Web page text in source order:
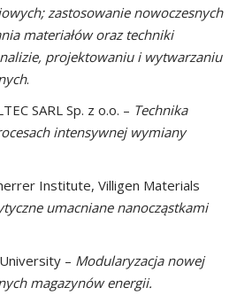
zastosowanie nowoczesnych
materiałów oraz techniki
projektowaniu i wytwarzaniu
.
SARL Sp. z o.o. – Technika
intensywnej wymiany
Institute, Villigen Materials
umacniane nanocząstkami
– Modularyzacja nowej
magazynów energii.